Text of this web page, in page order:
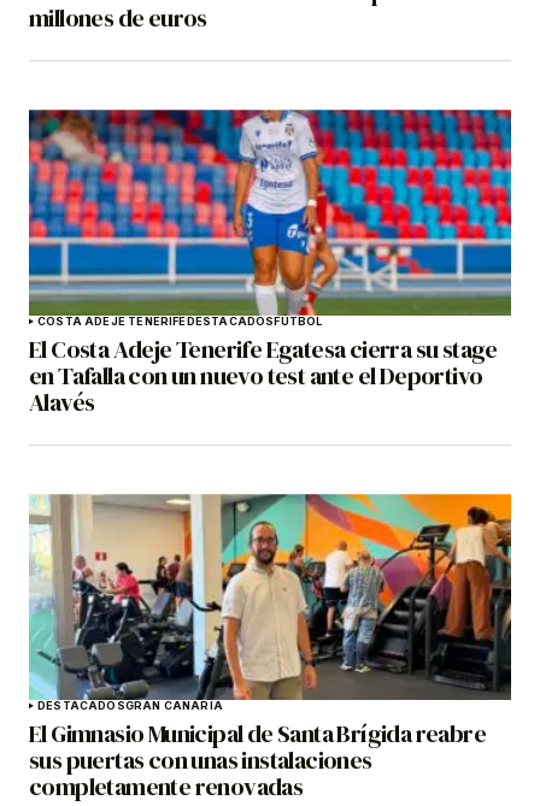
millones de euros
COSTA ADEJE TENERIFEDESTACADOSFÚTBOL
El Costa Adeje Tenerife Egatesa cierra su stage
en Tafalla con un nuevo test ante el Deportivo
Alavés
DESTACADOSGRAN CANARIA
El Gimnasio Municipal de Santa Brígida reabre
sus puertas con unas instalaciones
completamente renovadas